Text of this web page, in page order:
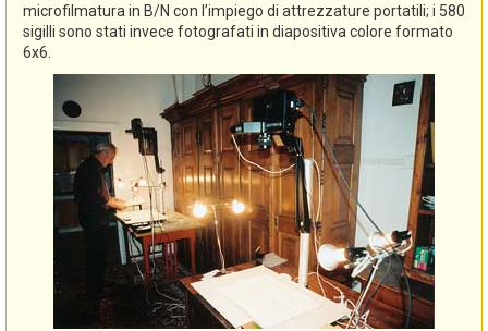
microfilmatura in B/N con l’impiego di attrezzature portatili; i 580
sigilli sono stati invece fotografati in diapositiva colore formato
6x6.